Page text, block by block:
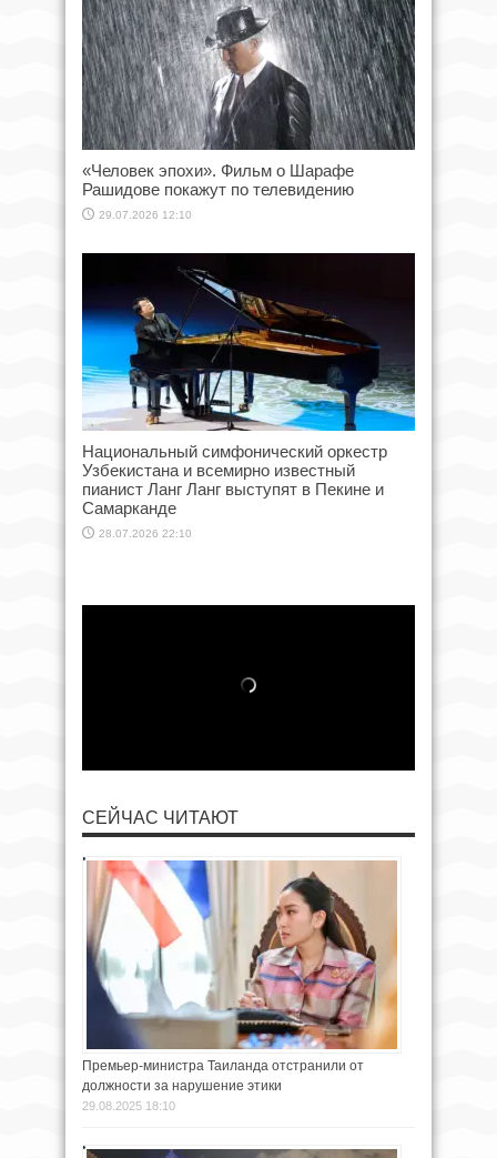
«Человек эпохи». Фильм о Шарафе
Рашидове покажут по телевидению
29.07.2026 12:10
Национальный симфонический оркестр
Узбекистана и всемирно известный
пианист Ланг Ланг выступят в Пекине и
Самарканде
28.07.2026 22:10
СЕЙЧАС ЧИТАЮТ
Премьер-министра Таиланда отстранили от
должности за нарушение этики
29.08.2025 18:10